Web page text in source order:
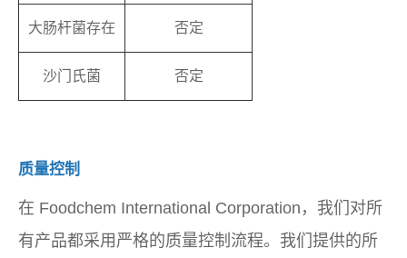
大肠杆菌存在 否定
沙门氏菌 否定
质量控制
在 Foodchem International Corporation，我们对所
有产品都采用严格的质量控制流程。我们提供的所